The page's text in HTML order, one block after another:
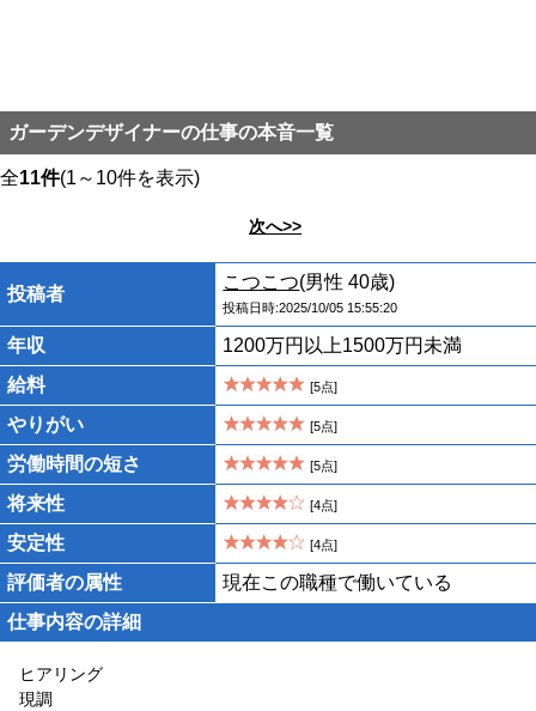
ガーデンデザイナーの仕事の本音一覧
全11件(1～10件を表示)
次へ>>
投稿者
こつこつ(男性 40歳)
投稿日時:2025/10/05 15:55:20
年収
1200万円以上1500万円未満
給料
[5点]
やりがい [5点]
労働時間の短さ [5点]
将来性 [4点]
安定性 [4点]
評価者の属性
現在この職種で働いている
仕事内容の詳細
ヒアリング
現調